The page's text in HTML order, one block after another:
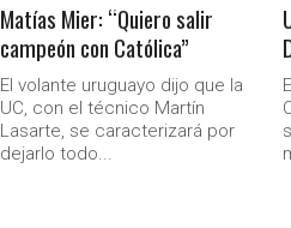
Matías Mier: “Quiero salir
campeón con Católica”
El volante uruguayo dijo que la
UC, con el técnico Martín
Lasarte, se caracterizará por
dejarlo todo...